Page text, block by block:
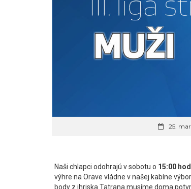
25.
Naši chlapci odohrajú v sobotu o 15:00
výhre na Orave vládne v našej kabíne
body z ihriska Tatrana musíme doma